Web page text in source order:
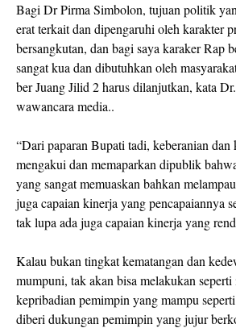
Bagi Dr Pirma Simbolon, tujuan politik
erat terkait dan dipengaruhi oleh karakter
bersangkutan, dan bagi saya karaker Rap
sangat kua dan dibutuhkan oleh
ber Juang Jilid 2 harus dilanjutkan, kata
wawancara media..
“Dari paparan Bupati tadi, keberanian
mengakui dan memaparkan dipublik
yang sangat memuaskan bahkan
juga capaian kinerja yang pencapaiannya
tak lupa ada juga capaian kinerja yang
Kalau bukan tingkat kematangan dan
mumpuni, tak akan bisa melakukan
kepribadian pemimpin yang mampu
diberi dukungan pemimpin yang jujur